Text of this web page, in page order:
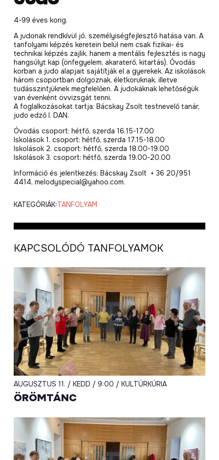
4-99 éves korig.
A judonak rendkívül jó, személyiségfejlesztő hatása van. A
tanfolyami képzés keretein belül nem csak fizikai- és
technikai képzés zajlik, hanem a mentális fejlesztés is nagy
hangsúlyt kap (önfegyelem, akaraterő, kitartás). Óvodás
korban a judo alapjait sajátítják el a gyerekek. Az iskolások
három csoportban dolgoznak, életkoruknak, illetve
tudásszintjüknek megfelelően. A judokáknak lehetőségük
van évenként övvizsgát tenni.
A foglalkozásokat tartja: Bácskay Zsolt testnevelő tanár,
judo edző I. DAN.
Óvodás csoport: hétfő, szerda 16.15-17.00
Iskolások 1. csoport: hétfő, szerda 17.15-18.00
Iskolások 2. csoport: hétfő, szerda 18.00-19.00
Iskolások 3. csoport: hétfő, szerda 19.00-20.00
Információ és jelentkezés: Bácskay Zsolt + 36 20/951
4414, melodyspecial@yahoo.com.
KATEGÓRIÁK:TANFOLYAM
KAPCSOLÓDÓ TANFOLYAMOK
AUGUSZTUS 11. / KEDD / 9:00 / KULTÚRKÚRIA
ÖRÖMTÁNC